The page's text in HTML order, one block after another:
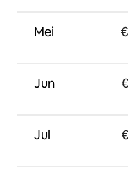
Mei
Jun
Jul